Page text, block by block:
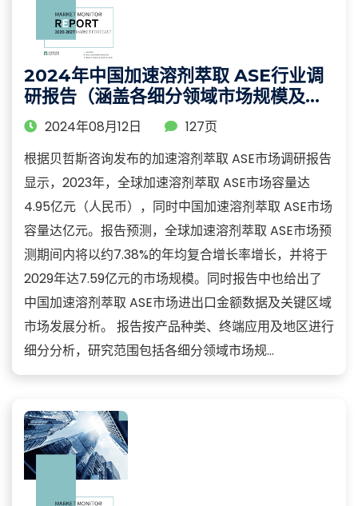
2024年中国加速溶剂萃取 ASE行业调
研报告（涵盖各细分领域市场规模及占
比分析）
2024年08月12日
127页
根据贝哲斯咨询发布的加速溶剂萃取 ASE市场调研报告
显示，2023年，全球加速溶剂萃取 ASE市场容量达
4.95亿元（人民币），同时中国加速溶剂萃取 ASE市场
容量达亿元。报告预测，全球加速溶剂萃取 ASE市场预
测期间内将以约7.38%的年均复合增长率增长，并将于
2029年达7.59亿元的市场规模。同时报告中也给出了
中国加速溶剂萃取 ASE市场进出口金额数据及关键区域
市场发展分析。 报告按产品种类、终端应用及地区进行
细分分析，研究范围包括各细分领域市场规...